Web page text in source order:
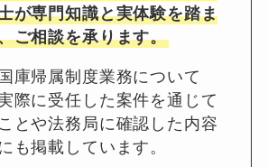
が専門知識と実体験を踏ま
ご相談を承ります。
庫帰属制度業務について
際に受任した案件を通じて
とや法務局に確認した内容
も掲載しています。